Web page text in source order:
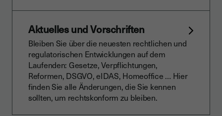
Aktuelles und Vorschriften
Bleiben Sie über die neuesten rechtlichen und
regulatorischen Entwicklungen auf dem
Laufenden: Gesetze, Verpflichtungen,
Reformen, DSGVO, eIDAS, Homeoffice … Hier
finden Sie alle Änderungen, die Sie kennen
sollten, um rechtskonform zu bleiben.